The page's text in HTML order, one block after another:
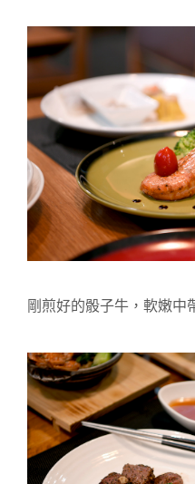
剛煎好的骰子牛，軟嫩中